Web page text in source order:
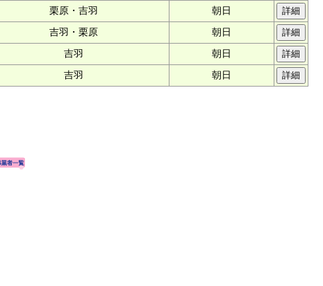
栗原・吉羽 朝日
吉羽・栗原 朝日
吉羽 朝日
吉羽 朝日